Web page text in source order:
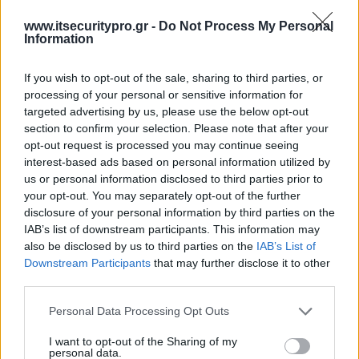
www.itsecuritypro.gr - Do Not Process My Personal
Information
If you wish to opt-out of the sale, sharing to third parties, or
processing of your personal or sensitive information for
targeted advertising by us, please use the below opt-out
section to confirm your selection. Please note that after your
opt-out request is processed you may continue seeing
interest-based ads based on personal information utilized by
us or personal information disclosed to third parties prior to
your opt-out. You may separately opt-out of the further
disclosure of your personal information by third parties on the
IAB’s list of downstream participants. This information may
also be disclosed by us to third parties on the IAB’s List of
Downstream Participants that may further disclose it to other
Personal Data Processing Opt Outs
I want to opt-out of the Sharing of my
personal data.